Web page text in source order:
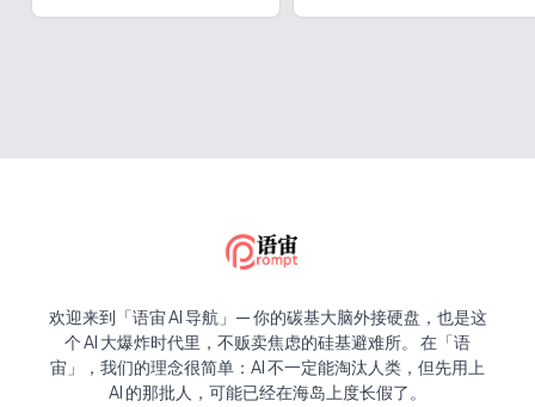
欢迎来到「语宙 AI 导航」— 你的碳基大脑外接硬盘，也是这
个 AI 大爆炸时代里，不贩卖焦虑的硅基避难所。 在「语
宙」，我们的理念很简单：AI 不一定能淘汰人类，但先用上
AI 的那批人，可能已经在海岛上度长假了。